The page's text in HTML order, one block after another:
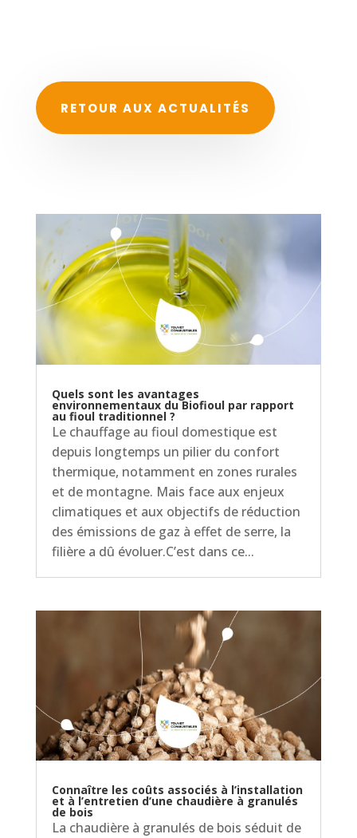
RETOUR AUX ACTUALITÉS
Quels sont les avantages
environnementaux du Biofioul par rapport
au fioul traditionnel ?
Le chauffage au fioul domestique est
depuis longtemps un pilier du confort
thermique, notamment en zones rurales
et de montagne. Mais face aux enjeux
climatiques et aux objectifs de réduction
des émissions de gaz à effet de serre, la
filière a dû évoluer.C’est dans ce...
Connaître les coûts associés à l’installation
et à l’entretien d’une chaudière à granulés
de bois
La chaudière à granulés de bois séduit de